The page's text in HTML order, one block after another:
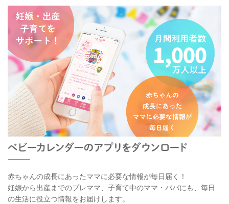
赤ちゃんの成長にあったママに必要な情報が毎日届く！
妊娠から出産までのプレママ、子育て中のママ・パパにも、毎日
の生活に役立つ情報をお届けします。